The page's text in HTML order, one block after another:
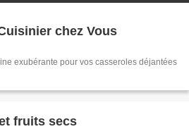
chez Vous
exubérante pour vos casseroles déjantées
fruits secs